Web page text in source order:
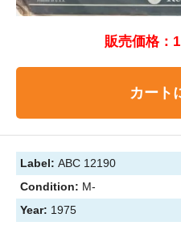
販売価格：
カート
Label: ABC 12190
Condition: M-
Year: 1975